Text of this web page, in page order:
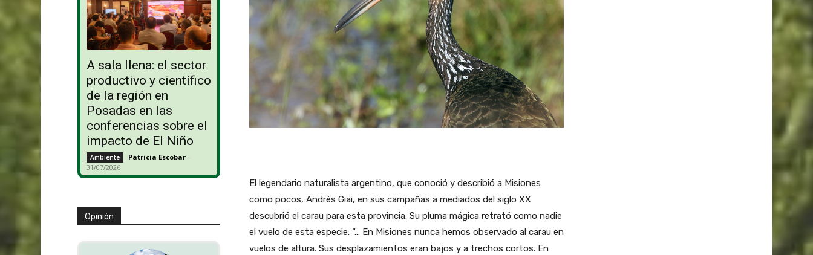
A sala llena: el sector
productivo y científico
de la región en
Posadas en las
conferencias sobre el
impacto de El Niño
Ambiente Patricia Escobar -
31/07/2026
Opinión
El legendario naturalista argentino, que conoció y describió a Misiones
como pocos, Andrés Giai, en sus campañas a mediados del siglo XX
descubrió el carau para esta provincia. Su pluma mágica retrató como nadie
el vuelo de esta especie: “… En Misiones nunca hemos observado al carau en
vuelos de altura. Sus desplazamientos eran bajos y a trechos cortos. En